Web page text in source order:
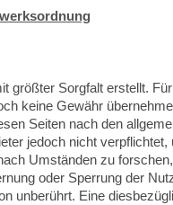
größter Sorgfalt erstellt.
keine Gewähr
Seiten nach den
jedoch nicht
Umständen zu
oder Sperrung der
unberührt. Eine